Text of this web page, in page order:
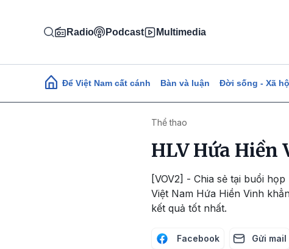
Radio Podcast Multimedia
Main navigation
Để Việt Nam cất cánh Bàn và luận Đời sống - Xã
Thể thao
HLV Hứa
[VOV2] - Chia sẻ tại buổi
Việt Nam Hứa Hiền Vinh
kết quả tốt nhất.
Facebook Gửi mail